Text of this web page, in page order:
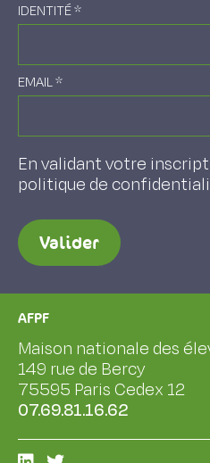
IDENTITÉ*
EMAIL*
En validant votre
politique de
Valider
AFPF
Maison nationale des
149 rue de Bercy
75595 Paris Cedex 12
07.69.81.16.62